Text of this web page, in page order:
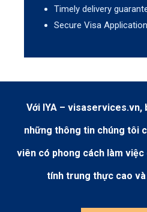
Timely delivery
Secure Visa
Với IYA – visaservices.vn,
những thông tin chúng tôi
viên có phong cách làm
tính trung thực cao